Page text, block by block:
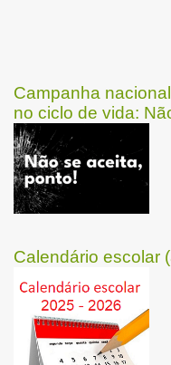
Campanha
no ciclo de vida:
Calendário escolar